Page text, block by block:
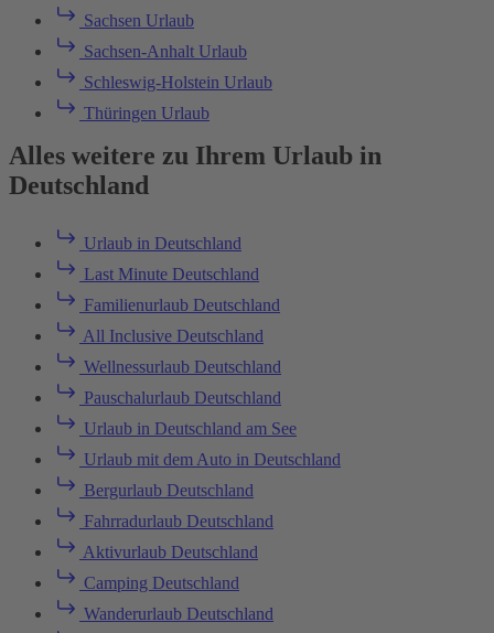
Sachsen Urlaub
Sachsen-Anhalt Urlaub
Schleswig-Holstein Urlaub
Thüringen Urlaub
Alles weitere zu Ihrem Urlaub in
Deutschland
Urlaub in Deutschland
Last Minute Deutschland
Familienurlaub Deutschland
All Inclusive Deutschland
Wellnessurlaub Deutschland
Pauschalurlaub Deutschland
Urlaub in Deutschland am See
Urlaub mit dem Auto in Deutschland
Bergurlaub Deutschland
Fahrradurlaub Deutschland
Aktivurlaub Deutschland
Camping Deutschland
Wanderurlaub Deutschland